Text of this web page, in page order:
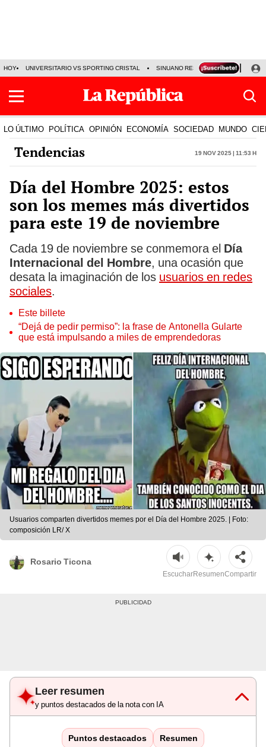
HOY UNIVERSITARIO VS SPORTING CRISTAL SINUANO RESULTADOS HOY
LO ÚLTIMO POLÍTICA OPINIÓN ECONOMÍA SOCIEDAD MUNDO
Tendencias 19 Nov 2025 | 11:53 h
Día del Hombre 2025: estos
son los memes más divertidos
para este 19 de noviembre
Cada 19 de noviembre se conmemora el Día
Internacional del Hombre, una ocasión que
desata la imaginación de los usuarios en redes
sociales.
Este billete
“Dejá de pedir permiso”: la frase de Antonella Gularte
que está impulsando a miles de emprendedoras
Usuarios comparten divertidos memes por el Día del Hombre 2025. | Foto:
composición LR/ X
Rosario Ticona
EscucharResumenCompartir
Leer resumen
y puntos destacados de la nota con IA
Puntos destacados Resumen